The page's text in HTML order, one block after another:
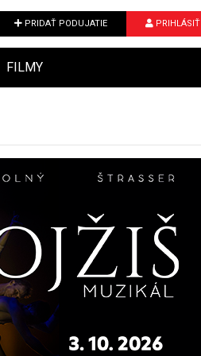
PRIDAŤ PODUJATIE PRIHLÁSIŤ
FILMY